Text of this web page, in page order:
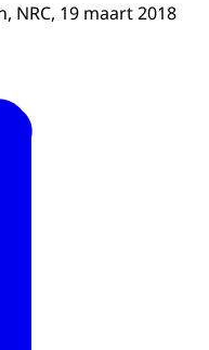
NRC, 19 maart 2018